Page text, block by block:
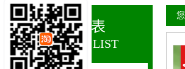
热烈祝贺ok138cn太阳集团荣登新乡市2017年度第二
产品列表
PRODUCT LIST